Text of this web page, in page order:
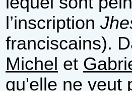
l’inscription
franciscains).
Michel et
qu'elle ne veut